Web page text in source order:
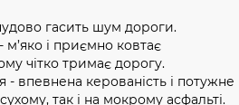
гасить шум дороги.
і приємно ковтає
чітко тримає дорогу.
- впевнена керованість і потужне
так і на мокрому асфальті.